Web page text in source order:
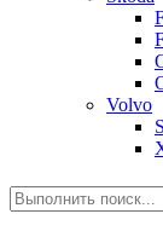
Volvo